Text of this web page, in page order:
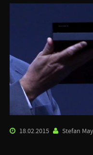
18.02.2015 Stefan